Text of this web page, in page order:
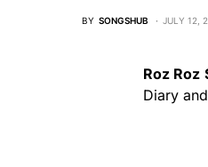
BY SONGSHUB JULY 12,
Roz Roz
Diary